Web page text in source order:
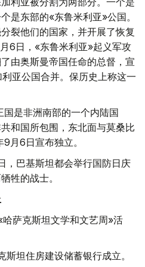
是东部的«东鲁米利亚»公国。
裂他们的国家，并开展了恢复
6日，«东鲁米利亚»起义军攻
由奥斯曼帝国任命的总督，宣
亚公国合并。保历史上称这一
是非洲南部的一个内陆国
和国所包围，东北面与莫桑比
月6日宣布独立。
，巴基斯坦都会举行国防日庆
牲的战士。
萨克斯坦文学和文艺周»活
坦住房建设储蓄银行成立。